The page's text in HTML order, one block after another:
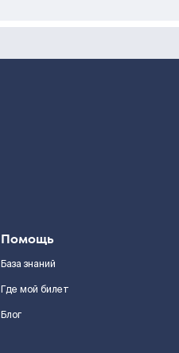
Помощь
База знаний
Где мой билет
Блог